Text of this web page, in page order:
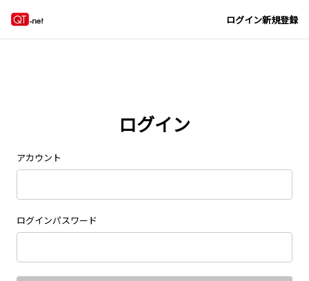
ログイン新規登録
ログイン
アカウント
ログインパスワード